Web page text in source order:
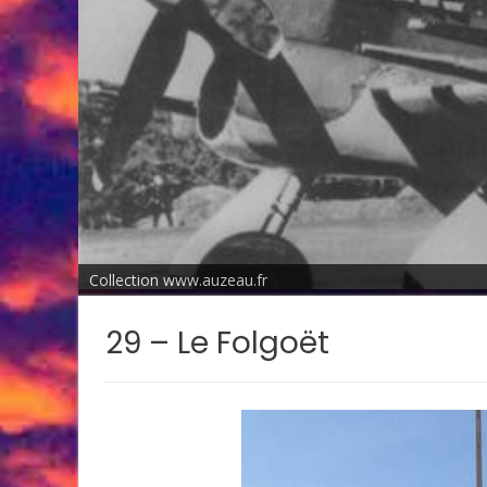
Collection www.auzeau.fr
29 – Le Folgoët